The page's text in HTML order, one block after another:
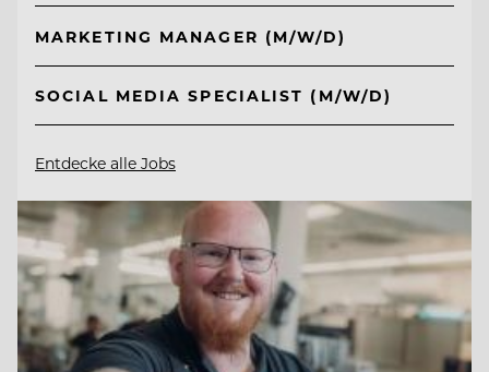
MARKETING MANAGER (M/W/D)
SOCIAL MEDIA SPECIALIST (M/W/D)
Entdecke alle Jobs